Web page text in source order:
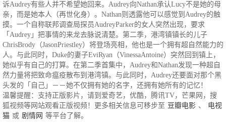
诉Audrey有些人并不希望她回来。Audrey向Nathan承认Lucy不是她的母
亲，而是她本人（再世化身）。Nathan则透露他可以感觉到Audrey的触
摸。一个自称联邦调查局探员AudreyParker的女人突然出现，要求
「Audrey」把事情的来龙去脉说清楚。第二季，港湾镇镇长的儿子
ChrisBrody（JasonPriestley）将登场亮相，他也是一个拥有超自然能力的
人。与此同时，Duke的妻子EviRyan（VinessaAntoine）突然回到镇上，
她似乎有自己的打算。在第二季首集中，Audrey和Nathan发现一种超自
然力量将把致命瘟疫散布到港湾镇。与此同时，Audrey还要面对那个黑
头发的「自己」－－她不仅拥有她的名字，还拥有她所有的记忆！
温馨提醒：支持正版影片，请到爱奇艺，优酷，腾讯TV，芒果网，搜
狐视频等网站观看正版视频！更多相关信息可移步至 豆瓣电影 、
电视
猫 或 剧情网 等平台了解。